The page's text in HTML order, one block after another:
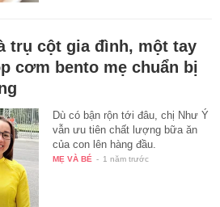
trụ cột gia đình, một tay
cơm bento mẹ chuẩn bị
Dù có bận rộn tới đâu, chị Như Ý
vẫn ưu tiên chất lượng bữa ăn
của con lên hàng đầu.
MẸ VÀ BÉ - 1 năm trước